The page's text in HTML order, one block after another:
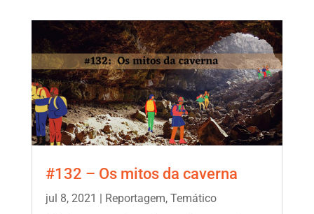
#132 – Os mitos da caverna
jul 8, 2021 | Reportagem, Temático